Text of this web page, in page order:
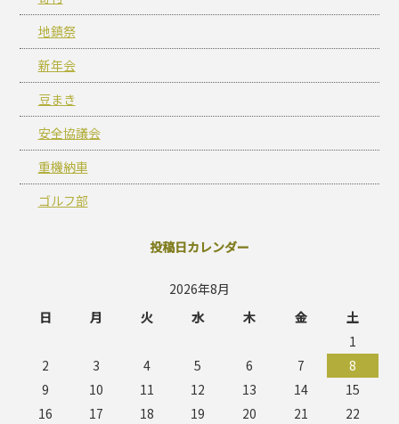
地鎮祭
新年会
豆まき
安全協議会
重機納車
ゴルフ部
投稿日カレンダー
2026年8月
日
月 火 水 木 金
土
1
2
3 4 5 6 7
8
9
10 11 12 13 14
15
16
17 18 19 20 21 22